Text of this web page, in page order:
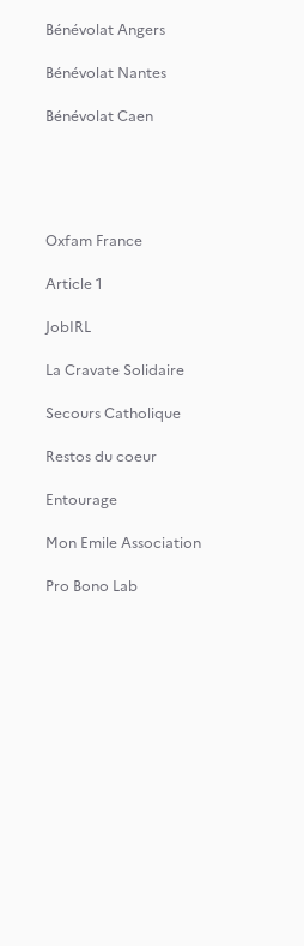
Bénévolat Angers
Bénévolat Nantes
Bénévolat Caen
Oxfam France
Article 1
JobIRL
La Cravate Solidaire
Secours Catholique
Restos du coeur
Entourage
Mon Emile Association
Pro Bono Lab